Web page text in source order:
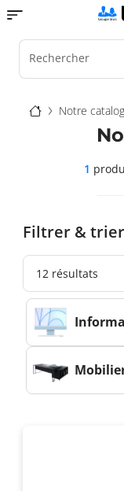
Aller
au
contenu
principal
Toggle navigation
Rechercher
Fil
d'Ariane
Notre
Filtrer & trier
1